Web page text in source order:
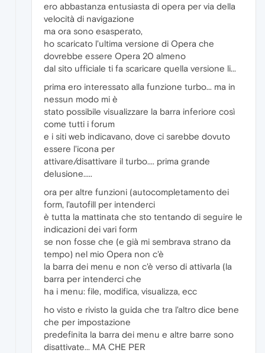
ero abbastanza entusiasta di opera per via della
velocità di navigazione
ma ora sono esasperato,
ho scaricato l'ultima versione di Opera che
dovrebbe essere Opera 20 almeno
dal sito ufficiale ti fa scaricare quella versione li...
prima ero interessato alla funzione turbo... ma in
nessun modo mi è
stato possibile visualizzare la barra inferiore così
come tutti i forum
e i siti web indicavano, dove ci sarebbe dovuto
essere l'icona per
attivare/disattivare il turbo.... prima grande
delusione.....
ora per altre funzioni (autocompletamento dei
form, l'autofill per intenderci
è tutta la mattinata che sto tentando di seguire le
indicazioni dei vari form
se non fosse che (e già mi sembrava strano da
tempo) nel mio Opera non c'è
la barra dei menu e non c'è verso di attivarla (la
barra per intenderci che
ha i menu: file, modifica, visualizza, ecc
ho visto e rivisto la guida che tra l'altro dice bene
che per impostazione
predefinita la barra dei menu e altre barre sono
disattivate... MA CHE PER